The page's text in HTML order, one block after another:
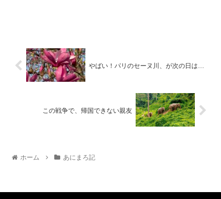
やばい！パリのセーヌ川、が次の日は…
この戦争で、帰国できない親友
ホーム あにまろ記